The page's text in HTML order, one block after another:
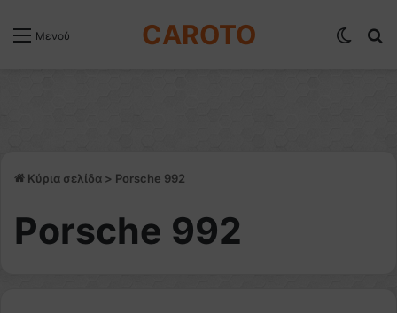
Μενού CAROTO
Κύρια σελίδα > Porsche 992
Porsche 992